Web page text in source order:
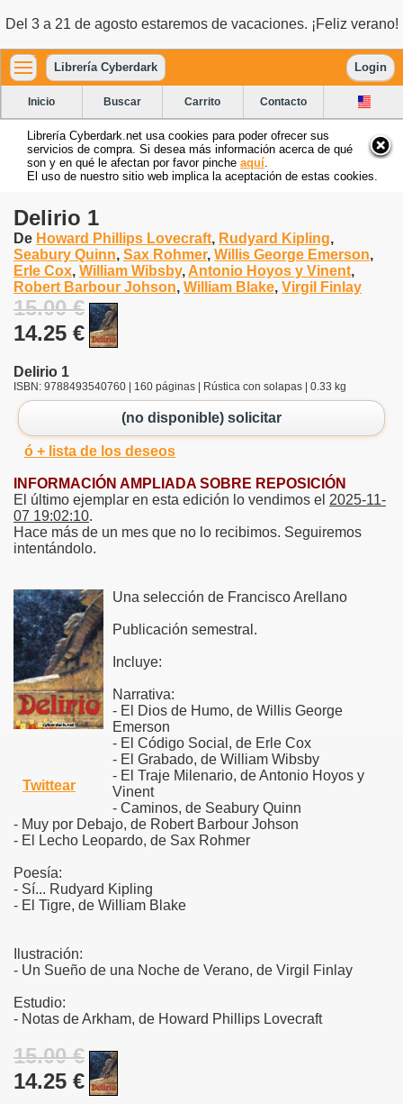
Del 3 a 21 de agosto estaremos de vacaciones. ¡Feliz verano!
Librería Cyberdark Login
Inicio Buscar Carrito Contacto
Librería Cyberdark.net usa cookies para poder ofrecer sus
servicios de compra. Si desea más información acerca de qué
son y en qué le afectan por favor pinche aquí
El uso de nuestro sitio web implica la aceptación de estas cookies.
Delirio 1
De Howard Phillips Lovecraft, Rudyard Kipling,
Seabury Quinn, Sax Rohmer, Willis George Emerson,
Erle Cox, William Wibsby, Antonio Hoyos y Vinent,
Robert Barbour Johson, William Blake, Virgil Finlay
15.00 €
14.25 €
Delirio 1
ISBN: 9788493540760 | 160 páginas | Rústica con solapas | 0.33 kg
(no disponible) solicitar
ó + lista de los deseos
INFORMACIÓN AMPLIADA SOBRE REPOSICIÓN
El último ejemplar en esta edición lo vendimos el 2025-11-
07 19:02:10.
Hace más de un mes que no lo recibimos. Seguiremos
intentándolo.
Twittear
Una selección de Francisco Arellano
Publicación semestral.
Incluye:
Narrativa:
- El Dios de Humo, de Willis George
Emerson
- El Código Social, de Erle Cox
- El Grabado, de William Wibsby
- El Traje Milenario, de Antonio Hoyos y
Vinent
- Caminos, de Seabury Quinn
- Muy por Debajo, de Robert Barbour Johson
- El Lecho Leopardo, de Sax Rohmer
Poesía:
- Sí... Rudyard Kipling
- El Tigre, de William Blake
Ilustración:
- Un Sueño de una Noche de Verano, de Virgil Finlay
Estudio:
- Notas de Arkham, de Howard Phillips Lovecraft
15.00 €
14.25 €